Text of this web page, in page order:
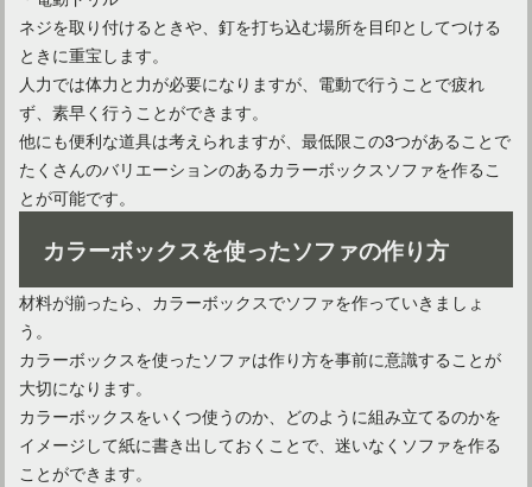
ネジを取り付けるときや、釘を打ち込む場所を目印としてつける
ときに重宝します。
人力では体力と力が必要になりますが、電動で行うことで疲れ
ず、素早く行うことができます。
他にも便利な道具は考えられますが、最低限この3つがあることで
たくさんのバリエーションのあるカラーボックスソファを作るこ
とが可能です。
カラーボックスを使ったソファの作り方
材料が揃ったら、カラーボックスでソファを作っていきましょ
う。
カラーボックスを使ったソファは作り方を事前に意識することが
大切になります。
カラーボックスをいくつ使うのか、どのように組み立てるのかを
イメージして紙に書き出しておくことで、迷いなくソファを作る
ことができます。